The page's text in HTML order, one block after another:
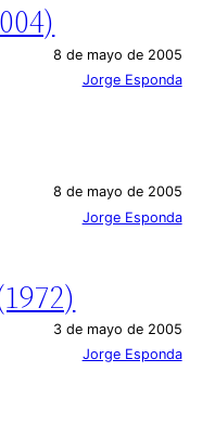
8 de mayo de 2005
Jorge Esponda
8 de mayo de 2005
Jorge Esponda
3 de mayo de 2005
Jorge Esponda